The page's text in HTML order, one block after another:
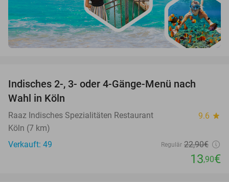
Indisches 2-, 3- oder 4-Gänge-Menü nach
Wahl in Köln
Raaz Indisches Spezialitäten Restaurant 9.6 star
Köln (7 km)
Verkauft: 49
Regulär 22,90€
13,90€